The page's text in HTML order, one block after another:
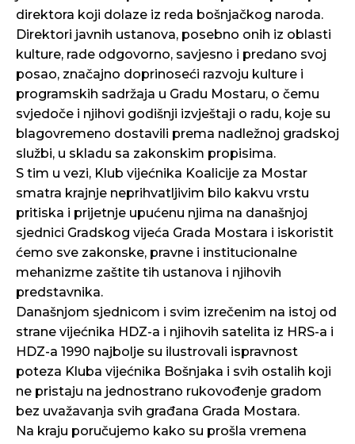
direktora koji dolaze iz reda bošnjačkog naroda.
Direktori javnih ustanova, posebno onih iz oblasti
kulture, rade odgovorno, savjesno i predano svoj
posao, značajno doprinoseći razvoju kulture i
programskih sadržaja u Gradu Mostaru, o čemu
svjedoče i njihovi godišnji izvještaji o radu, koje su
blagovremeno dostavili prema nadležnoj gradskoj
službi, u skladu sa zakonskim propisima.
S tim u vezi, Klub vijećnika Koalicije za Mostar
smatra krajnje neprihvatljivim bilo kakvu vrstu
pritiska i prijetnje upućenu njima na današnjoj
sjednici Gradskog vijeća Grada Mostara i iskoristit
ćemo sve zakonske, pravne i institucionalne
mehanizme zaštite tih ustanova i njihovih
predstavnika.
Današnjom sjednicom i svim izrečenim na istoj od
strane vijećnika HDZ-a i njihovih satelita iz HRS-a i
HDZ-a 1990 najbolje su ilustrovali ispravnost
poteza Kluba vijećnika Bošnjaka i svih ostalih koji
ne pristaju na jednostrano rukovođenje gradom
bez uvažavanja svih građana Grada Mostara.
Na kraju poručujemo kako su prošla vremena